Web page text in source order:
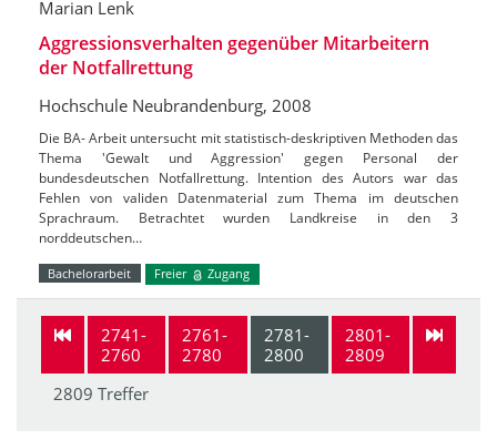
Marian Lenk
Aggressionsverhalten gegenüber Mitarbeitern
der Notfallrettung
Hochschule Neubrandenburg, 2008
Die BA- Arbeit untersucht mit statistisch-deskriptiven Methoden das
Thema 'Gewalt und Aggression' gegen Personal der
bundesdeutschen Notfallrettung. Intention des Autors war das
Fehlen von validen Datenmaterial zum Thema im deutschen
Sprachraum. Betrachtet wurden Landkreise in den 3
norddeutschen…
Bachelorarbeit Freier Zugang
2741-
2760
2761-
2780
2781-
2800
2801-
2809
2809 Treffer